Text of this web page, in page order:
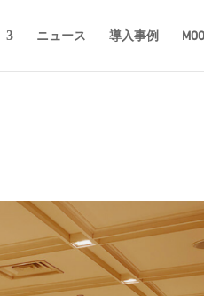
ニュース 導入事例